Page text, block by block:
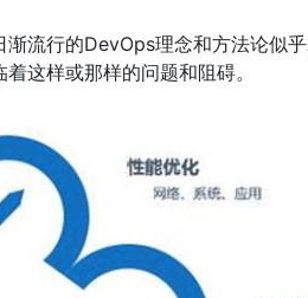
流行的DevOps理念和方法论似
这样或那样的问题和阻碍。